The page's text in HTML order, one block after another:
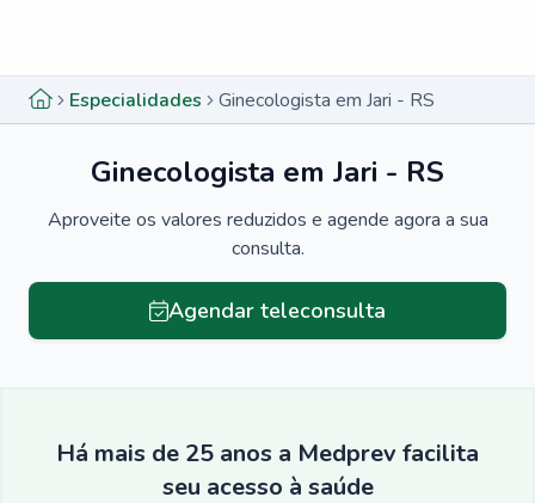
Especialidades Ginecologista em Jari - RS
Ginecologista em Jari - RS
Aproveite os valores reduzidos e agende agora a sua
consulta.
Agendar teleconsulta
Há mais de 25 anos a Medprev facilita
seu acesso à saúde